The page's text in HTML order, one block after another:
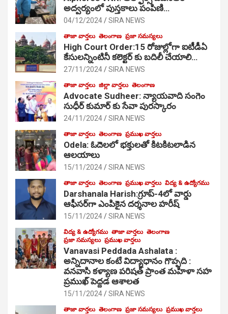
అద్వర్యంలో పుస్తకాలు పంపిణి…
04/12/2024 SIRA NEWS
తాజా వార్తలు తెలంగాణ ప్రజా సమస్యలు
High Court Order:15 రోజుల్లోగా ఐటీడీఏ
కేసులన్నింటినీ కలెక్టర్ కు బదిలీ చేయాలి…
27/11/2024 SIRA NEWS
తాజా వార్తలు జిల్లా వార్తలు తెలంగాణ
Advocate Sudheer: న్యాయవాది సంగెం
సుధీర్ కుమార్ కు సేవా పురస్కారం
24/11/2024 SIRA NEWS
తాజా వార్తలు తెలంగాణ ప్రముఖ వార్తలు
Odela: ఓదెల‌లో భక్తులతో కిటకిటలాడిన
ఆల‌యాలు
15/11/2024 SIRA NEWS
తాజా వార్తలు తెలంగాణ ప్రముఖ వార్తలు విద్య & ఉద్యోగము
Darshanala Harish:గ్రూప్-4లో వార్డు
ఆఫీసర్‌గా ఎంపికైన దర్శనాల హరీష్
15/11/2024 SIRA NEWS
విద్య & ఉద్యోగము తాజా వార్తలు తెలంగాణ
ప్రజా సమస్యలు ప్రముఖ వార్తలు
Vanavasi Peddada Ashalata :
అన్నిదానాల కంటే విద్యాధానం గొప్పది :
వనవాసి కళ్యాణ పరిషత్ ప్రాంత మహిళా సహ
ప్రముఖ్ పెద్దడ ఆశాలత
15/11/2024 SIRA NEWS
తాజా వార్తలు తెలంగాణ ప్రజా సమస్యలు ప్రముఖ వార్తలు